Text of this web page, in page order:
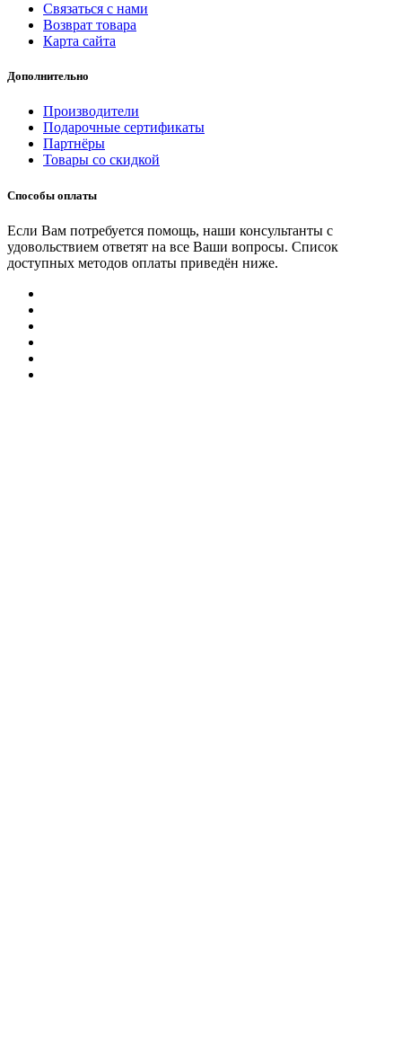
Связаться с нами
Возврат товара
Карта сайта
Дополнительно
Производители
Подарочные сертификаты
Партнёры
Товары со скидкой
Способы оплаты
Если Вам потребуется помощь, наши консультанты с
удовольствием ответят на все Ваши вопросы. Список
доступных методов оплаты приведён ниже.